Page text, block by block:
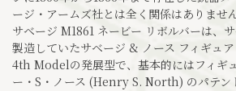
ージ・アームズ社とは全く関係はありません
サベージ M1861 ネービー リボルバーは、
製造していたサベージ & ノース フィギュ
4th Modelの発展型で、基本的にはフィギ
ー・S・ノース (Henry S. North) のパテン